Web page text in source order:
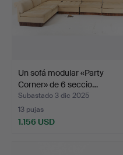
Un sofá modular «Party
Corner» de 6 seccio…
Subastado 3 dic 2025
13 pujas
1.156 USD